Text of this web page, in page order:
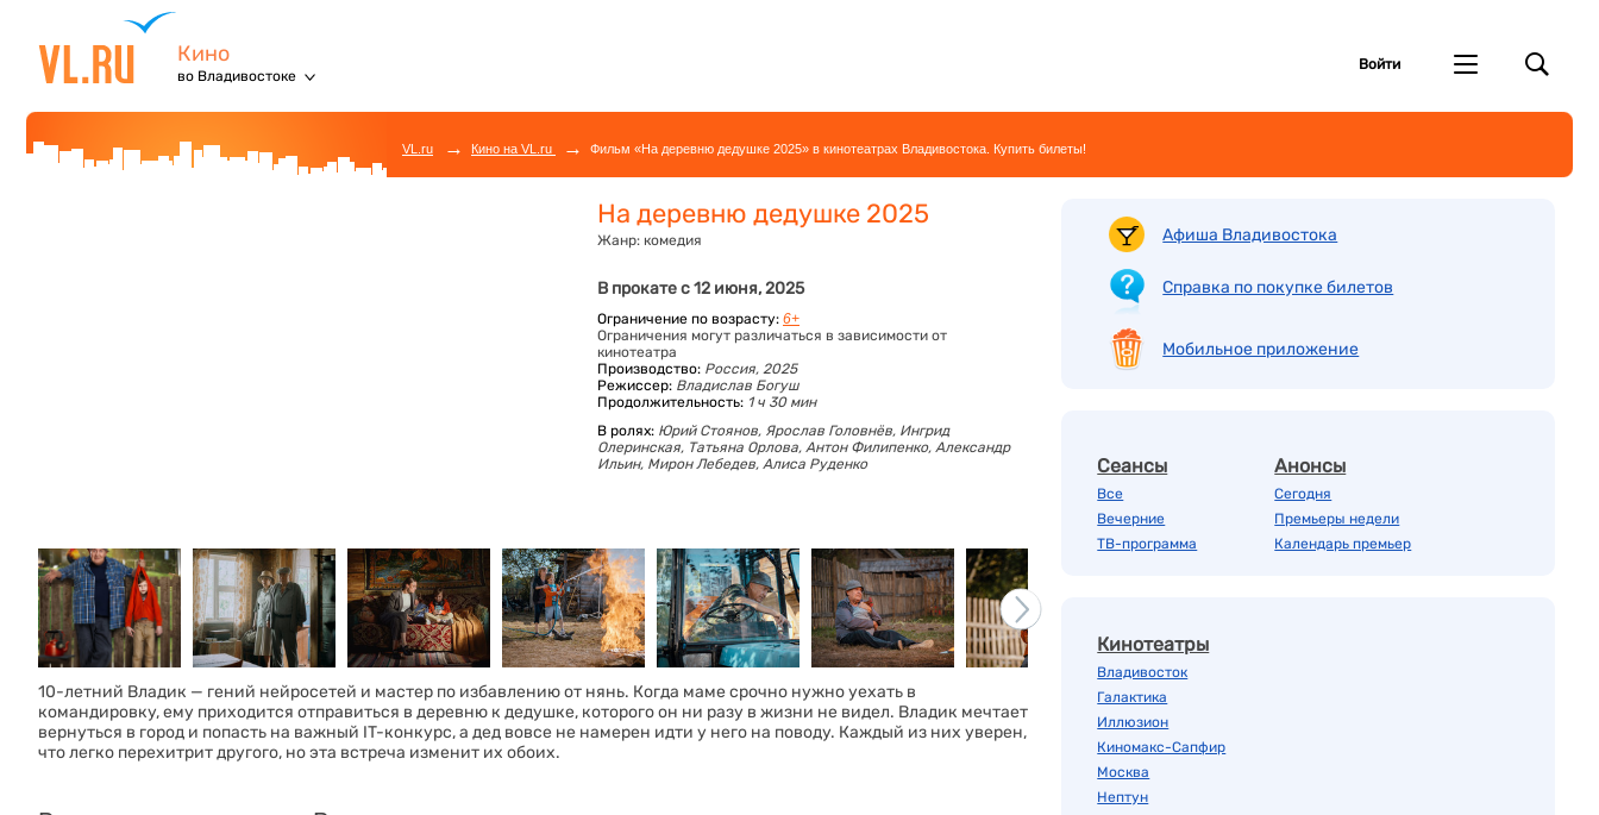
Кино
во Владивостоке
Войти
VL.ru → Кино на VL.ru → Фильм «На деревню дедушке 2025» в кинотеатрах Владивостока. Купить билеты!
На деревню дедушке 2025
Жанр: комедия
В прокате с 12 июня, 2025
Ограничение по возрасту: 6+
Ограничения могут различаться в зависимости от
кинотеатра
Производство: Россия, 2025
Режиссер: Владислав Богуш
Продолжительность: 1 ч 30 мин
В ролях: Юрий Стоянов, Ярослав Головнёв, Ингрид
Олеринская, Татьяна Орлова, Антон Филипенко, Александр
Ильин, Мирон Лебедев, Алиса Руденко
10-летний Владик — гений нейросетей и мастер по избавлению от нянь. Когда маме срочно нужно уехать в
командировку, ему приходится отправиться в деревню к дедушке, которого он ни разу в жизни не видел. Владик мечтает
вернуться в город и попасть на важный IT-конкурс, а дед вовсе не намерен идти у него на поводу. Каждый из них уверен,
что легко перехитрит другого, но эта встреча изменит их обоих.
Афиша Владивостока
Справка по покупке билетов
Мобильное приложение
Сеансы
Все
Вечерние
ТВ-программа
Анонсы
Сегодня
Премьеры недели
Календарь премьер
Кинотеатры
Владивосток
Галактика
Иллюзион
Киномакс-Сапфир
Москва
Нептун